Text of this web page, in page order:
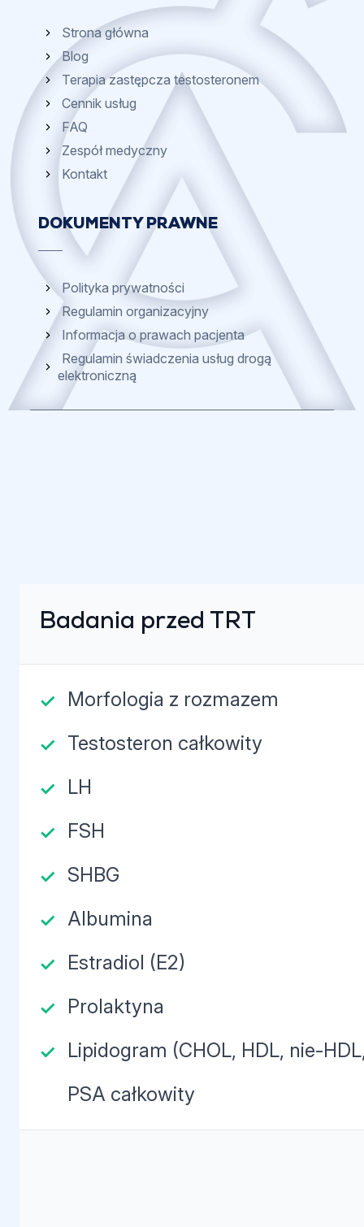
Strona główna
Blog
Terapia zastępcza testosteronem
Cennik usług
FAQ
Zespół medyczny
Kontakt
DOKUMENTY PRAWNE
Polityka prywatności
Regulamin organizacyjny
Informacja o prawach pacjenta
Regulamin świadczenia usług drogą
elektroniczną
Badania przed TRT
Morfologia z rozmazem
Testosteron całkowity
LH
FSH
SHBG
Albumina
Estradiol (E2)
Prolaktyna
Lipidogram (CHOL, HDL, nie-
PSA całkowity